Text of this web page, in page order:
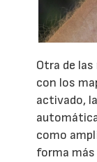
Otra de
con los
activado,
como
forma